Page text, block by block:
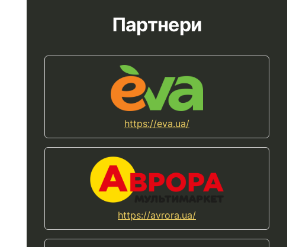
Партнери
https://eva.ua/
https://avrora.ua/